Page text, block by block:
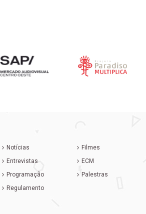
Notícias
Entrevistas
Programação
Regulamento
Filmes
ECM
Palestras